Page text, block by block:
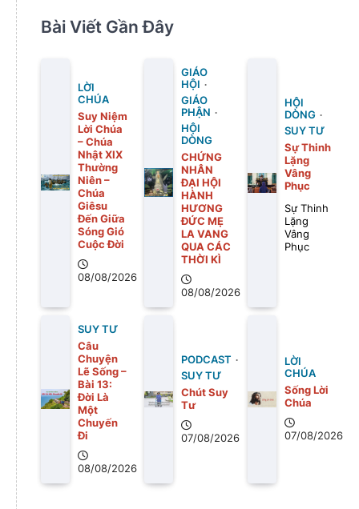
Bài Viết Gần Đây
LỜI
CHÚA
Suy Niệm
Lời Chúa
– Chúa
Nhật XIX
Thường
Niên –
Chúa
Giêsu
Đến Giữa
Sóng Gió
Cuộc Đời
08/08/2026
GIÁO
HỘI
GIÁO
PHẬN
HỘI
DÒNG
CHỨNG
NHÂN
ĐẠI HỘI
HÀNH
HƯƠNG
ĐỨC MẸ
LA VANG
QUA CÁC
THỜI KÌ
08/08/2026
HỘI
DÒNG
SUY TƯ
Sự Thinh
Lặng
Vâng
Phục
Sự Thinh
Lặng
Vâng
Phục
SUY TƯ
Câu
Chuyện
Lẽ Sống –
Bài 13:
Ðời Là
Một
Chuyến
Ði
08/08/2026
PODCAST
SUY TƯ
Chút Suy
Tư
07/08/2026
LỜI
CHÚA
Sống Lời
Chúa
07/08/2026